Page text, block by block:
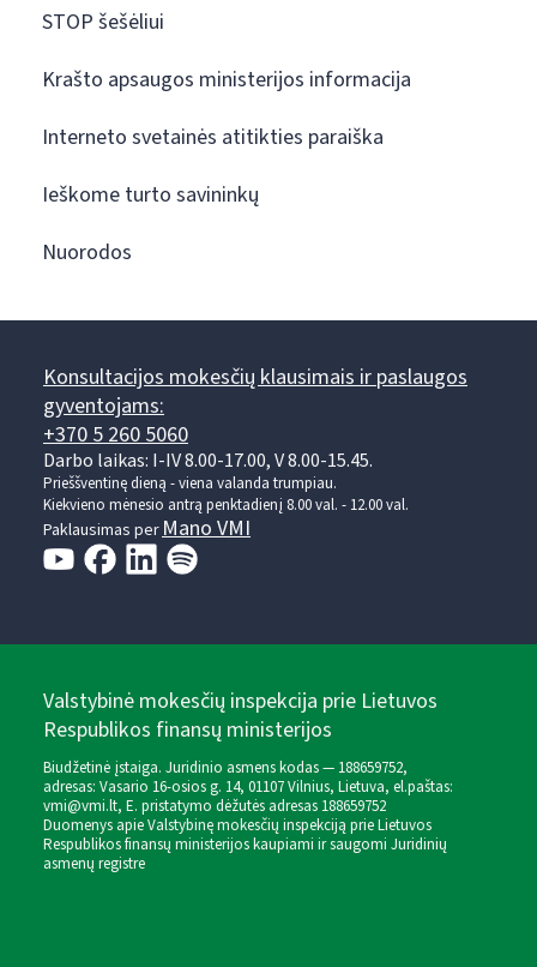
STOP šešėliui
Krašto apsaugos ministerijos informacija
Interneto svetainės atitikties paraiška
Ieškome turto savininkų
Nuorodos
Konsultacijos mokesčių klausimais ir paslaugos
gyventojams:
+370 5 260 5060
Darbo laikas: I-IV 8.00-17.00, V 8.00-15.45.
Prieššventinę dieną - viena valanda trumpiau.
Kiekvieno mėnesio antrą penktadienį 8.00 val. - 12.00 val.
Paklausimas perMano VMI
Valstybinė mokesčių inspekcija prie Lietuvos
Respublikos finansų ministerijos
Biudžetinė įstaiga. Juridinio asmens kodas — 188659752,
adresas: Vasario 16-osios g. 14, 01107 Vilnius, Lietuva, el.paštas:
vmi@vmi.lt, E. pristatymo dėžutės adresas 188659752
Duomenys apie Valstybinę mokesčių inspekciją prie Lietuvos
Respublikos finansų ministerijos kaupiami ir saugomi Juridinių
asmenų registre